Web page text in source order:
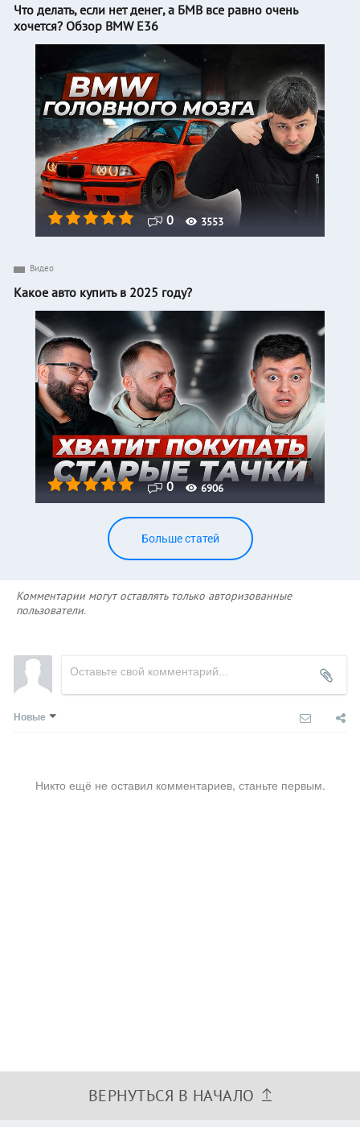
0 3553
Что делать, если нет денег, а БМВ все равно очень
хочется? Обзор BMW E36
0 6906
Видео
Какое авто купить в 2025 году?
Больше статей
Комментарии могут оставлять только авторизованные
пользователи.
Новые
Никто ещё не оставил комментариев, станьте первым.
ВЕРНУТЬСЯ В НАЧАЛО